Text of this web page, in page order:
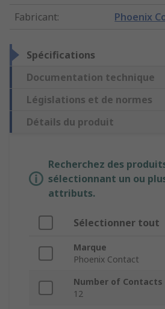
Fabricant: Phoenix
Spécifications
Documentation technique
Législations et de normes
Détails du produit
Recherchez des
sélectionnant un ou
attributs.
Sélectionner tout
Marque
Phoenix Contact
Number of Contacts
12